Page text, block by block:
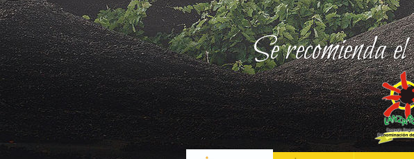
Se recomienda